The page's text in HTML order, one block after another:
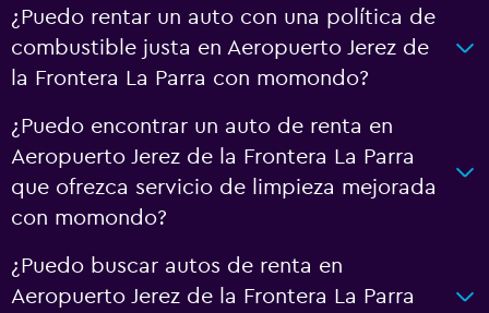
¿Puedo rentar un auto con una política de
combustible justa en Aeropuerto Jerez de
la Frontera La Parra con momondo?
¿Puedo encontrar un auto de renta en
Aeropuerto Jerez de la Frontera La Parra
que ofrezca servicio de limpieza mejorada
con momondo?
¿Puedo buscar autos de renta en
Aeropuerto Jerez de la Frontera La Parra